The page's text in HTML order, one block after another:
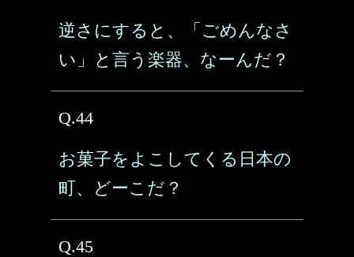
逆さにすると、「ごめんなさ
い」と言う楽器、なーんだ？
Q.44
お菓子をよこしてくる日本の
町、どーこだ？
Q.45